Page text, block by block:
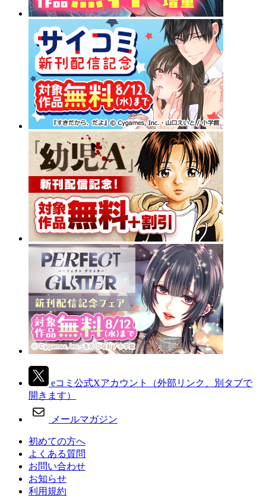
eコミ公式Xアカウント
（外部リンク、別タブで
開きます）
メールマガジン
初めての方へ
よくある質問
お問い合わせ
お知らせ
利用規約